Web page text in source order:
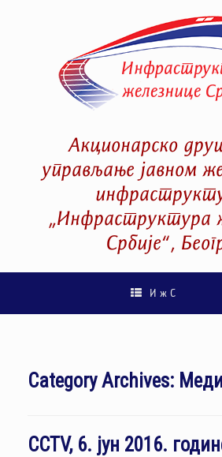
Акционарско
управљање јавном
„Инфраструктура
Србије“,
И ж С
Category Archives:
CCTV, 6. јун 2016.